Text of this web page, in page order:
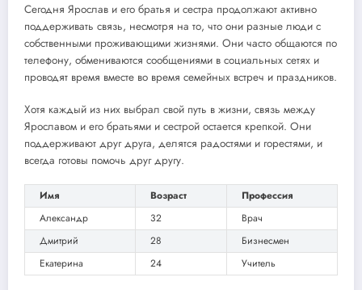
Сегодня Ярослав и его братья и сестра продолжают активно
поддерживать связь, несмотря на то, что они разные люди с
собственными проживающими жизнями. Они часто общаются по
телефону, обмениваются сообщениями в социальных сетях и
проводят время вместе во время семейных встреч и праздников.
Хотя каждый из них выбрал свой путь в жизни, связь между
Ярославом и его братьями и сестрой остается крепкой. Они
поддерживают друг друга, делятся радостями и горестями, и
всегда готовы помочь друг другу.
Имя Возраст
Профессия
Александр
32
Врач
Дмитрий
28
Бизнесмен
Екатерина
24 Учитель